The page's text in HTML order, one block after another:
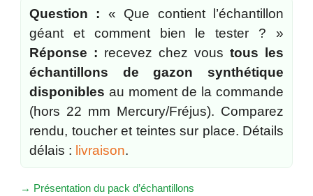
Question : « Que contient l’échantillon
géant et comment bien le tester ? »
Réponse : recevez chez vous tous les
échantillons de gazon synthétique
disponibles au moment de la commande
(hors 22 mm Mercury/Fréjus). Comparez
rendu, toucher et teintes sur place. Détails
délais : livraison.
→ Présentation du pack d’échantillons